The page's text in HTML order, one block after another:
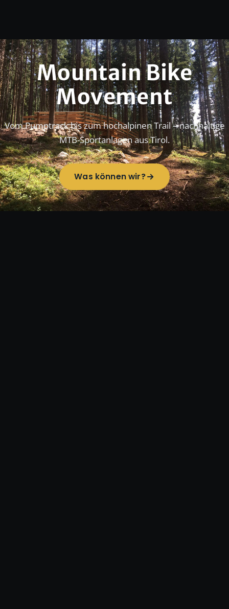
Mountain Bike
Movement
Vom Pumptrack bis zum hochalpinen Trail – nachhaltige
MTB-Sportanlagen aus Tirol.
Was können wir?